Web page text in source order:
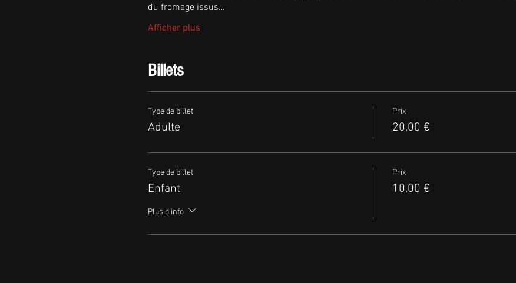
du fromage issus…
Afficher plus
Billets
Type de billet
Adulte
Prix
20,00 €
Type de billet
Enfant
Plus d'info
Prix
10,00 €